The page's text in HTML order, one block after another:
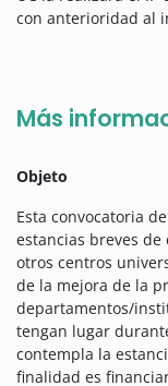
con anterioridad al
Más
Objeto
Esta convocatoria
estancias breves
otros centros
de la mejora de la
departamentos/
tengan lugar
contempla la
finalidad es